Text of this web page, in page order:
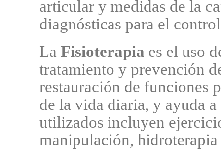
articular y medidas de la
diagnósticas para el
La Fisioterapia es el uso
tratamiento y prevención
restauración de funciones
de la vida diaria, y ayuda
utilizados incluyen
manipulación,